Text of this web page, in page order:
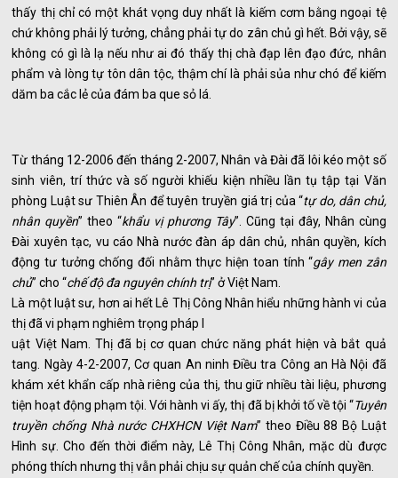
thấy thị chỉ có một khát vọng duy nhất là kiếm cơm bằng ngoại tệ
chứ không phải lý tưởng, chẳng phải tự do zân chủ gì hết. Bởi vậy, sẽ
không có gì là lạ nếu như ai đó thấy thị chà đạp lên đạo đức, nhân
phẩm và lòng tự tôn dân tộc, thậm chí là phải sủa như chó để kiếm
dăm ba cắc lẻ của đám ba que sỏ lá.
Từ tháng 12-2006 đến tháng 2-2007, Nhân và Đài đã lôi kéo một số
sinh viên, trí thức và số người khiếu kiện nhiều lần tụ tập tại Văn
phòng Luật sư Thiên Ân để tuyên truyền giá trị của “tự do, dân chủ,
nhân quyền” theo “khẩu vị phương Tây”. Cũng tại đây, Nhân cùng
Đài xuyên tạc, vu cáo Nhà nước đàn áp dân chủ, nhân quyền, kích
động tư tưởng chống đối nhằm thực hiện toan tính “gây men zân
chủ” cho “chế độ đa nguyên chính trị” ở Việt Nam.
Là một luật sư, hơn ai hết Lê Thị Công Nhân hiểu những hành vi của
thị đã vi phạm nghiêm trọng pháp l
uật Việt Nam. Thị đã bị cơ quan chức năng phát hiện và bắt quả
tang. Ngày 4-2-2007, Cơ quan An ninh Điều tra Công an Hà Nội đã
khám xét khẩn cấp nhà riêng của thị, thu giữ nhiều tài liệu, phương
tiện hoạt động phạm tội. Với hành vi ấy, thị đã bị khởi tố về tội “Tuyên
truyền chống Nhà nước CHXHCN Việt Nam” theo Điều 88 Bộ Luật
Hình sự. Cho đến thời điểm này, Lê Thị Công Nhân, mặc dù được
phóng thích nhưng thị vẫn phải chịu sự quản chế của chính quyền.